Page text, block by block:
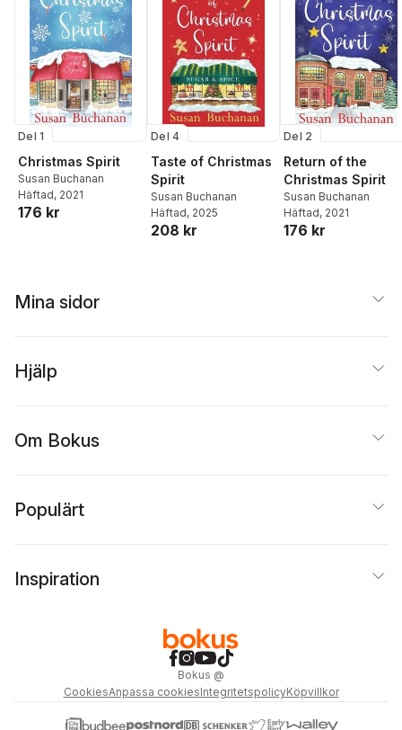
Del 1
Christmas Spirit
Susan Buchanan
Häftad, 2021
176 kr
Del 4
Taste of Christmas
Spirit
Susan Buchanan
Häftad, 2025
208 kr
Del 2
Return of the
Christmas Spirit
Susan Buchanan
Häftad, 2021
176 kr
Mina sidor
Hjälp
Om Bokus
Populärt
Inspiration
Bokus @
CookiesAnpassa cookiesIntegritetspolicyKöpvillkor